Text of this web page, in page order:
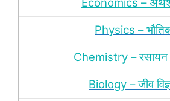
Economics –
Physics –
Chemistry – रसायन
Biology – जीव